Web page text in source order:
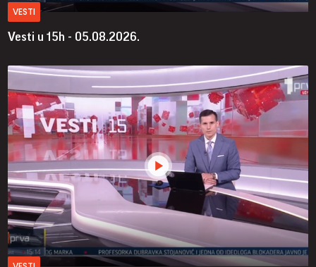
VESTI
Vesti u 15h - 05.08.2026.